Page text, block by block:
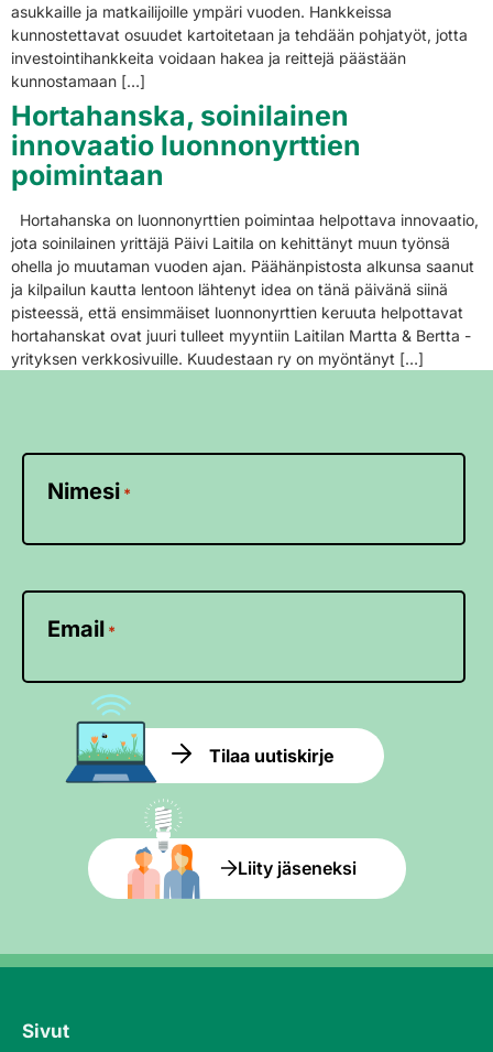
asukkaille ja matkailijoille ympäri vuoden. Hankkeissa
kunnostettavat osuudet kartoitetaan ja tehdään pohjatyöt, jotta
investointihankkeita voidaan hakea ja reittejä päästään
kunnostamaan […]
Hortahanska, soinilainen
innovaatio luonnonyrttien
poimintaan
Hortahanska on luonnonyrttien poimintaa helpottava innovaatio,
jota soinilainen yrittäjä Päivi Laitila on kehittänyt muun työnsä
ohella jo muutaman vuoden ajan. Päähänpistosta alkunsa saanut
ja kilpailun kautta lentoon lähtenyt idea on tänä päivänä siinä
pisteessä, että ensimmäiset luonnonyrttien keruuta helpottavat
hortahanskat ovat juuri tulleet myyntiin Laitilan Martta & Bertta -
yrityksen verkkosivuille. Kuudestaan ry on myöntänyt […]
Nimesi *
Email *
Tilaa uutiskirje
Liity jäseneksi
Sivut